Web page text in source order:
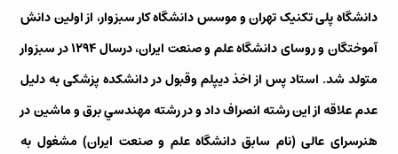
دانشگاه پلی تکنیک تهران و موسس دانشگاه کار سبزوار، از اولین دانش
آموختگان و روسای دانشگاه علم و صنعت ایران، درسال ۱۲۹۴ در سبزوار
متولد شد. استاد پس از اخذ دیپلم وقبول در دانشکده پزشكی به دليل
عدم علاقه از این رشته انصراف داد و در رشته مهندسي برق و ماشین در
هنرسرای عالی (نام سابق دانشگاه علم و صنعت ایران) مشغول به